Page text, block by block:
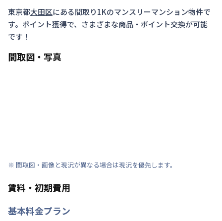
東京都大田区にある間取り1Kのマンスリーマンション物件で
す。ポイント獲得で、さまざまな商品・ポイント交換が可能
です！
間取図・写真
※ 間取図・画像と現況が異なる場合は現況を優先します。
賃料・初期費用
基本料金プラン